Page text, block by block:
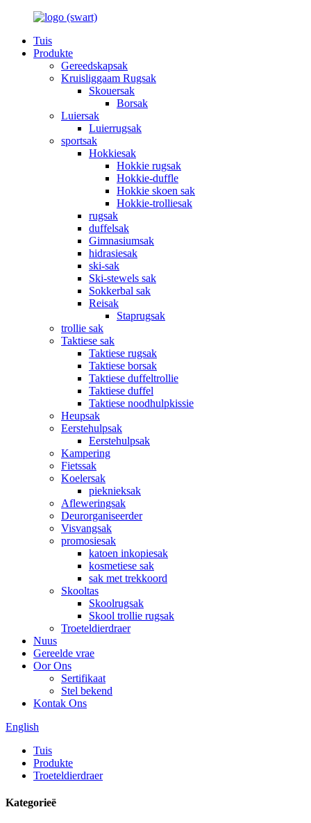
Tuis
Produkte
Gereedskapsak
Kruisliggaam Rugsak
Skouersak
Borsak
Luiersak
Luierrugsak
sportsak
Hokkiesak
Hokkie rugsak
Hokkie-duffle
Hokkie skoen sak
Hokkie-trolliesak
rugsak
duffelsak
Gimnasiumsak
hidrasiesak
ski-sak
Ski-stewels sak
Sokkerbal sak
Reisak
Staprugsak
trollie sak
Taktiese sak
Taktiese rugsak
Taktiese borsak
Taktiese duffeltrollie
Taktiese duffel
Taktiese noodhulpkissie
Heupsak
Eerstehulpsak
Eerstehulpsak
Kampering
Fietssak
Koelersak
pieknieksak
Afleweringsak
Deurorganiseerder
Visvangsak
promosiesak
katoen inkopiesak
kosmetiese sak
sak met trekkoord
Skooltas
Skoolrugsak
Skool trollie rugsak
Troeteldierdraer
Nuus
Gereelde vrae
Oor Ons
Sertifikaat
Stel bekend
Kontak Ons
English
Tuis
Produkte
Troeteldierdraer
Kategorieë